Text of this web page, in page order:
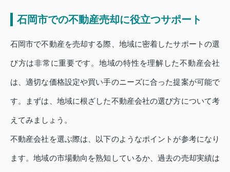
石岡市での不動産売却に役立つサポート
石岡市で不動産を売却する際、地域に密着したサポートの選
び方は非常に重要です。地域の特性を理解した不動産会社
は、適切な価格設定や買い手のニーズに合った提案が可能で
す。まずは、地域に根ざした不動産会社の選び方について考
えてみましょう。
不動産会社を選ぶ際は、以下のようなポイントが参考になり
ます。地域の市場動向を熟知しているか、過去の売却実績は